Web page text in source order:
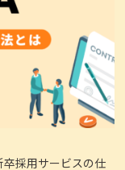
採用サービスの仕